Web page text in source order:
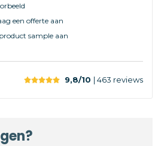
een offerte aan
sample aan
9,8/10 | 463 reviews